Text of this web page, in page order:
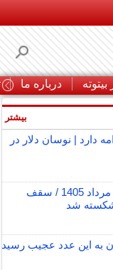
بیتوته درباره ما
دارد | نوسان دلار در
پایان بورس امروز یکشنبه 18 مرداد 1405 / سقف
شد
به این عدد عجیب رسید
بیشتر